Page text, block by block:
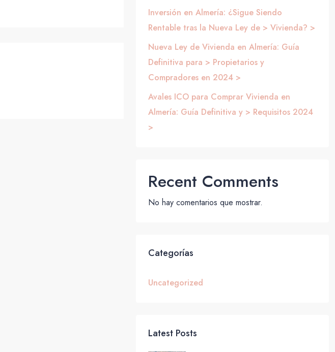
Inversión en Almería: ¿Sigue Siendo
Rentable tras la Nueva Ley de > Vivienda? >
Nueva Ley de Vivienda en Almería: Guía
Definitiva para > Propietarios y
Compradores en 2024 >
Avales ICO para Comprar Vivienda en
Almería: Guía Definitiva y > Requisitos 2024
>
Recent Comments
No hay comentarios que mostrar.
Categorías
Uncategorized
Latest Posts